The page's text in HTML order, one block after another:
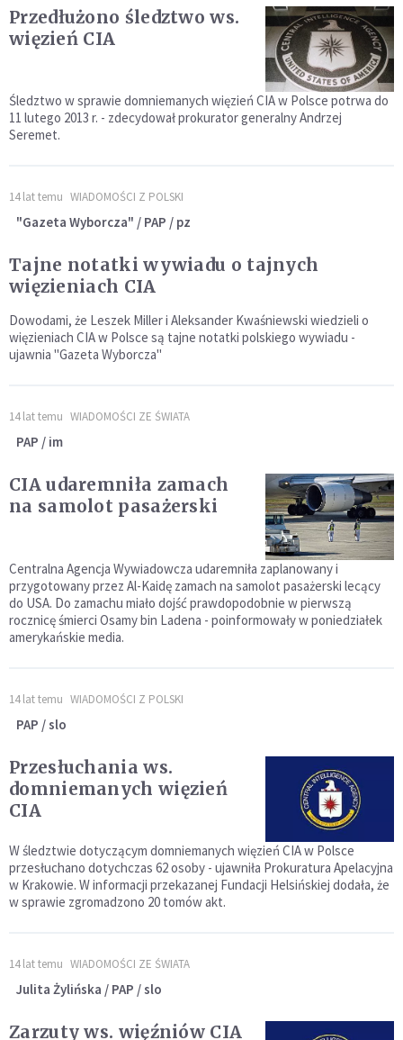
Przedłużono śledztwo ws.
więzień CIA
Śledztwo w sprawie domniemanych więzień CIA w Polsce potrwa do
11 lutego 2013 r. - zdecydował prokurator generalny Andrzej
Seremet.
14 lat temu WIADOMOŚCI Z POLSKI
"Gazeta Wyborcza" / PAP / pz
Tajne notatki wywiadu o tajnych
więzieniach CIA
Dowodami, że Leszek Miller i Aleksander Kwaśniewski wiedzieli o
więzieniach CIA w Polsce są tajne notatki polskiego wywiadu -
ujawnia "Gazeta Wyborcza"
14 lat temu WIADOMOŚCI ZE ŚWIATA
PAP / im
CIA udaremniła zamach
na samolot pasażerski
Centralna Agencja Wywiadowcza udaremniła zaplanowany i
przygotowany przez Al-Kaidę zamach na samolot pasażerski lecący
do USA. Do zamachu miało dojść prawdopodobnie w pierwszą
rocznicę śmierci Osamy bin Ladena - poinformowały w poniedziałek
amerykańskie media.
14 lat temu WIADOMOŚCI Z POLSKI
PAP / slo
Przesłuchania ws.
domniemanych więzień
CIA
W śledztwie dotyczącym domniemanych więzień CIA w Polsce
przesłuchano dotychczas 62 osoby - ujawniła Prokuratura Apelacyjna
w Krakowie. W informacji przekazanej Fundacji Helsińskiej dodała, że
w sprawie zgromadzono 20 tomów akt.
14 lat temu WIADOMOŚCI ZE ŚWIATA
Julita Żylińska / PAP / slo
Zarzuty ws. więźniów CIA